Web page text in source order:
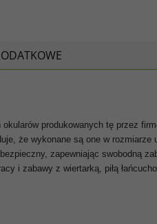
produkowanych tę przez
że wykonane są one w
zapewniając swobodną
i zabawy z wiertarką, piłą